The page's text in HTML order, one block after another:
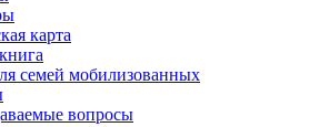
карта
семей мобилизованных
вопросы